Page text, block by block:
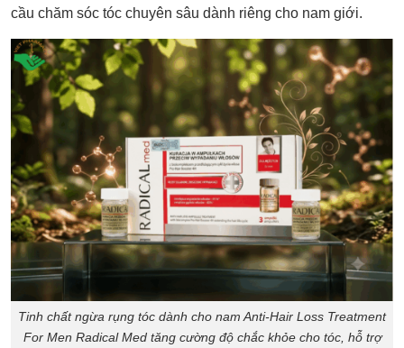
cầu chăm sóc tóc chuyên sâu dành riêng cho nam giới.
Tinh chất ngừa rụng tóc dành cho nam Anti-Hair Loss Treatment
For Men Radical Med tăng cường độ chắc khỏe cho tóc, hỗ trợ